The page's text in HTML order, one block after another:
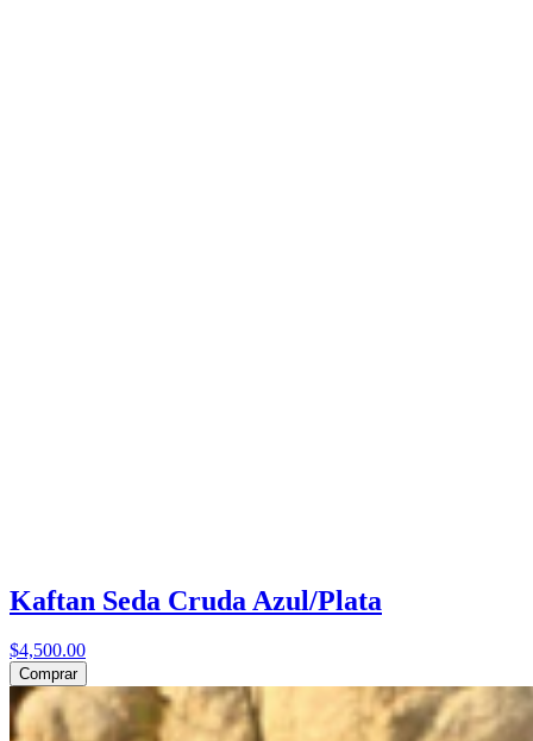
Kaftan Seda Cruda Azul/Plata
$4,500.00
Comprar